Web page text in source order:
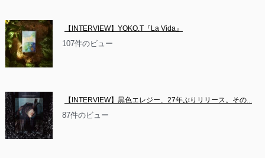
【INTERVIEW】YOKO.T『La Vida』
107件のビュー
【INTERVIEW】黒色エレジー、27年ぶりリリース。その...
87件のビュー